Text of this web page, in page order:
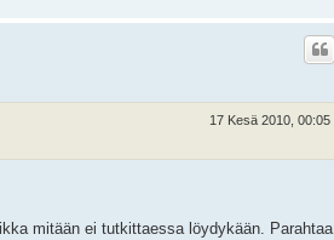
17 Kesä 2010, 00:05
mitään ei tutkittaessa löydykään. Parahtaa